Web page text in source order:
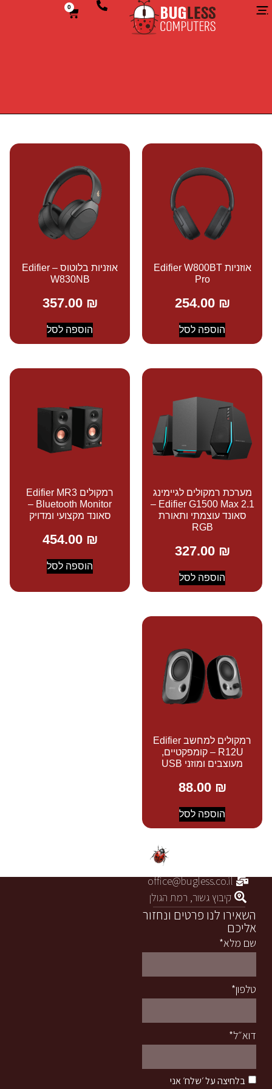
0
אוזניות Edifier W800BT
Pro
254.00 ₪
הוספה לסל
אוזניות בלוטוס – Edifier
W830NB
357.00 ₪
הוספה לסל
מערכת רמקולים לגיימינג
Edifier G1500 Max 2.1 –
סאונד עוצמתי ותאורת
RGB
327.00 ₪
הוספה לסל
רמקולים Edifier MR3
Bluetooth Monitor –
סאונד מקצועי ומדויק
454.00 ₪
הוספה לסל
רמקולים למחשב Edifier
R12U – קומפקטיים,
מעוצבים ומוזני USB
88.00 ₪
הוספה לסל
054-8307828
office@bugless.co.il
קיבוץ גשור, רמת הגולן
השאירו לנו פרטים ונחזור
אליכם
שם מלא*
טלפון*
דוא״ל*
בלחיצה על ׳שלח׳ אני